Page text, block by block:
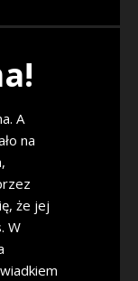
A
na
że jej
W